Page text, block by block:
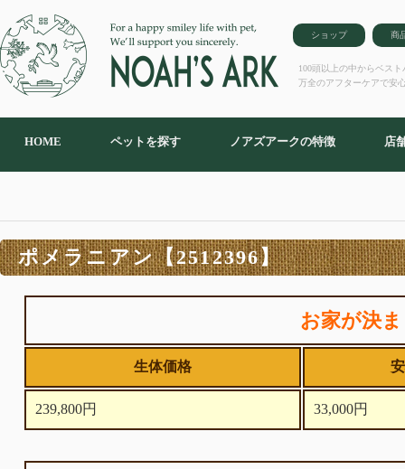
ショップ 商
100頭以上の中からベス
万全のアフターケアで安
HOME ペットを探す ノアズアークの特徴 店
ポメラニアン【2512396】
お家が決
生体価格
239,800円 33,000円